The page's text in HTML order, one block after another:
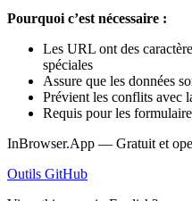
Pourquoi c’est nécessaire :
Les URL ont des
spéciales
Assure que les données
Prévient les conflits avec
Requis pour les
InBrowser.App — Gratuit et
Outils GitHub